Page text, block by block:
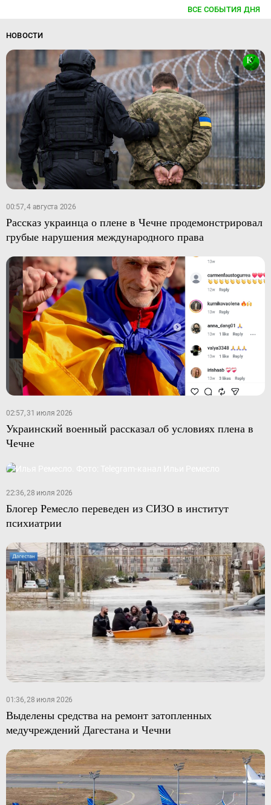
ВСЕ СОБЫТИЯ ДНЯ
НОВОСТИ
00:57, 4 августа 2026
Рассказ украинца о плене в Чечне продемонстрировал
грубые нарушения международного права
02:57, 31 июля 2026
Украинский военный рассказал об условиях плена в
Чечне
22:36, 28 июля 2026
Блогер Ремесло переведен из СИЗО в институт
психиатрии
01:36, 28 июля 2026
Выделены средства на ремонт затопленных
медучреждений Дагестана и Чечни